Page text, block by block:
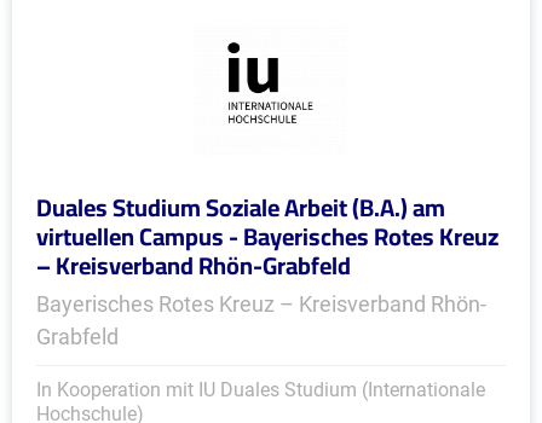
Duales Studium Soziale Arbeit (B.A.) am
virtuellen Campus - Bayerisches Rotes Kreuz
– Kreisverband Rhön-Grabfeld
Bayerisches Rotes Kreuz – Kreisverband Rhön-
Grabfeld
In Kooperation mit IU Duales Studium (Internationale
Hochschule)